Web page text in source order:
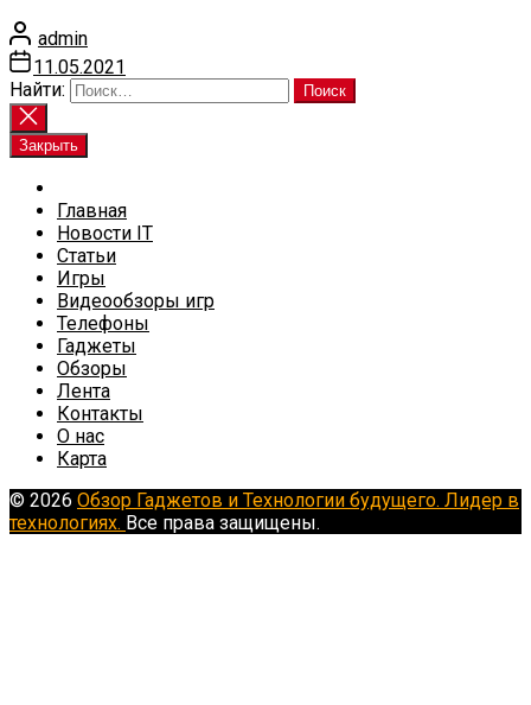
admin
11.05.2021
Найти:
Закрыть
Главная
Новости IT
Статьи
Игры
Видеообзоры игр
Телефоны
Гаджеты
Обзоры
Лента
Контакты
О нас
Карта
© 2026 Обзор Гаджетов и Технологии будущего. Лидер в
технологиях. Все права защищены.